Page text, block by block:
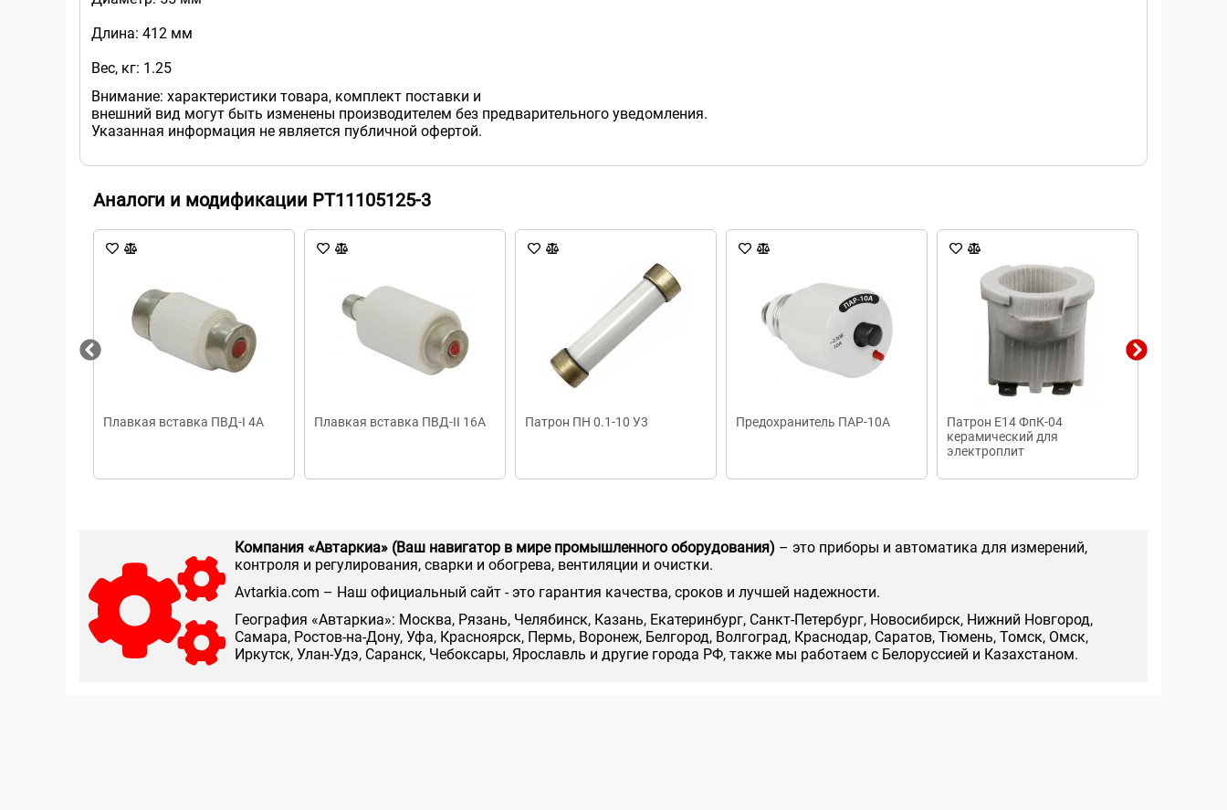
Длина: 412 мм
Вес, кг: 1.25
Внимание: характеристики товара, комплект поставки и
внешний вид могут быть изменены производителем без предварительного уведомления.
Указанная информация не является публичной офертой.
Аналоги и модификации PT11105125-3
Плавкая вставка ПВД-I 4А Плавкая вставка ПВД-II 16А Патрон ПН 0.1-10 У3 Предохранитель ПАР-10А
Патрон Е14 ФпК-04
керамический для
электроплит
Компания «Автаркиа» (Ваш навигатор в мире промышленного оборудования) – это приборы и автоматика для измерений,
контроля и регулирования, сварки и обогрева, вентиляции и очистки.
Аvtarkia.com – Наш официальный сайт - это гарантия качества, сроков и лучшей надежности.
География «Автаркиа»: Москва, Рязань, Челябинск, Казань, Екатеринбург, Санкт-Петербург, Новосибирск, Нижний Новгород,
Самара, Ростов-на-Дону, Уфа, Красноярск, Пермь, Воронеж, Белгород, Волгоград, Краснодар, Саратов, Тюмень, Томск, Омск,
Иркутск, Улан-Удэ, Саранск, Чебоксары, Ярославль и другие города РФ, также мы работаем с Белоруссией и Казахстаном.